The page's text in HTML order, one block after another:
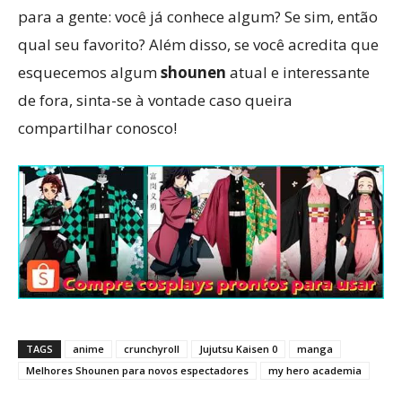
para a gente: você já conhece algum? Se sim, então
qual seu favorito? Além disso, se você acredita que
esquecemos algumshounen atual e interessante
de fora, sinta-se à vontade caso queira
compartilhar conosco!
TAGS anime crunchyroll Jujutsu Kaisen 0
manga
Melhores Shounen para novos espectadores
my hero academia